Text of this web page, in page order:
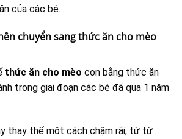
của các bé.
chuyển sang thức ăn cho mèo
thức ăn cho mèo con bằng thức ăn
trong giai đoạn các bé đã qua 1 năm
thay thế một cách chậm rãi, từ từ